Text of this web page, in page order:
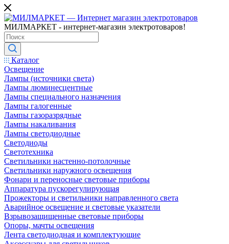
МИЛМАРКЕТ - интернет-магазин электротоваров!
Каталог
Освещение
Лампы (источники света)
Лампы люминесцентные
Лампы специального назначения
Лампы галогенные
Лампы газоразрядные
Лампы накаливания
Лампы светодиодные
Светодиоды
Светотехника
Светильники настенно-потолочные
Светильники наружного освещения
Фонари и переносные световые приборы
Аппаратура пускорегулирующая
Прожекторы и светильники направленного света
Аварийное освещение и световые указатели
Взрывозащищенные световые приборы
Опоры, мачты освещения
Лента светодиодная и комплектующие